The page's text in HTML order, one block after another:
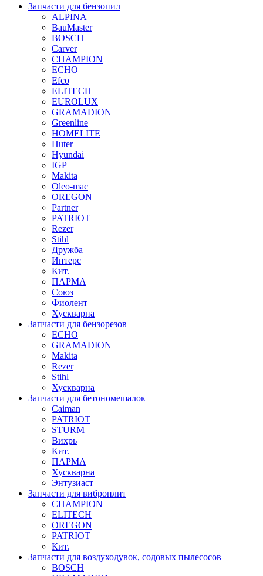
Запчасти для бензопил
ALPINA
BauMaster
BOSCH
Carver
CHAMPION
ECHO
Efco
ELITECH
EUROLUX
GRAMADION
Greenline
HOMELITE
Huter
Hyundai
IGP
Makita
Oleo-mac
OREGON
Partner
PATRIOT
Rezer
Stihl
Дружба
Интерс
Кит.
ПАРМА
Союз
Фиолент
Хускварна
Запчасти для бензорезов
ECHO
GRAMADION
Makita
Rezer
Stihl
Хускварна
Запчасти для бетономешалок
Caiman
PATRIOT
STURM
Вихрь
Кит.
ПАРМА
Хускварна
Энтузиаст
Запчасти для виброплит
CHAMPION
ELITECH
OREGON
PATRIOT
Кит.
Запчасти для воздуходувок, содовых пылесосов
BOSCH